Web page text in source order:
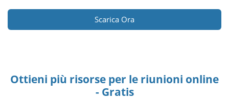
Scarica Ora
Ottieni più risorse per le riunioni online
- Gratis